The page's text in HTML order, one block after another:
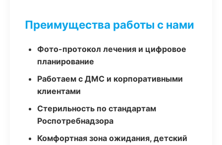
Преимущества работы с нами
Фото-протокол лечения и цифровое
планирование
Работаем с ДМС и корпоративными
клиентами
Стерильность по стандартам
Роспотребнадзора
Комфортная зона ожидания, детский